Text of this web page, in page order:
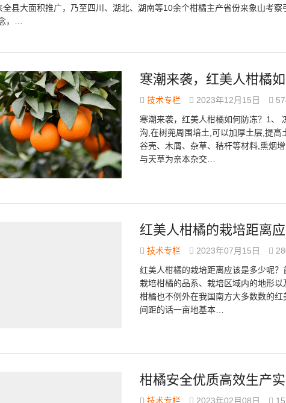
全县大面积推广，乃至四川、湖北、湖南等10余个柑橘主产省份来象山考
，…
寒潮来袭，红美人柑橘如
技术专栏 2023年12月15日
寒潮来袭，红美人柑橘如何防冻？1、
沟,在树蔸周围培土,可以加厚土层,提
谷壳、木屑、杂草、秸杆等材料,熏烟
与天草为亲本杂交…
红美人柑橘的栽培距离
技术专栏 2023年07月15日
红美人柑橘的栽培距离应该是多少呢
栽培柑橘的品系、栽培区域内的地形
柑橘也不例外在我国南方大多数数的
间距的话一亩地基本…
柑橘安全优质高效生产
技术专栏 2023年02月08日